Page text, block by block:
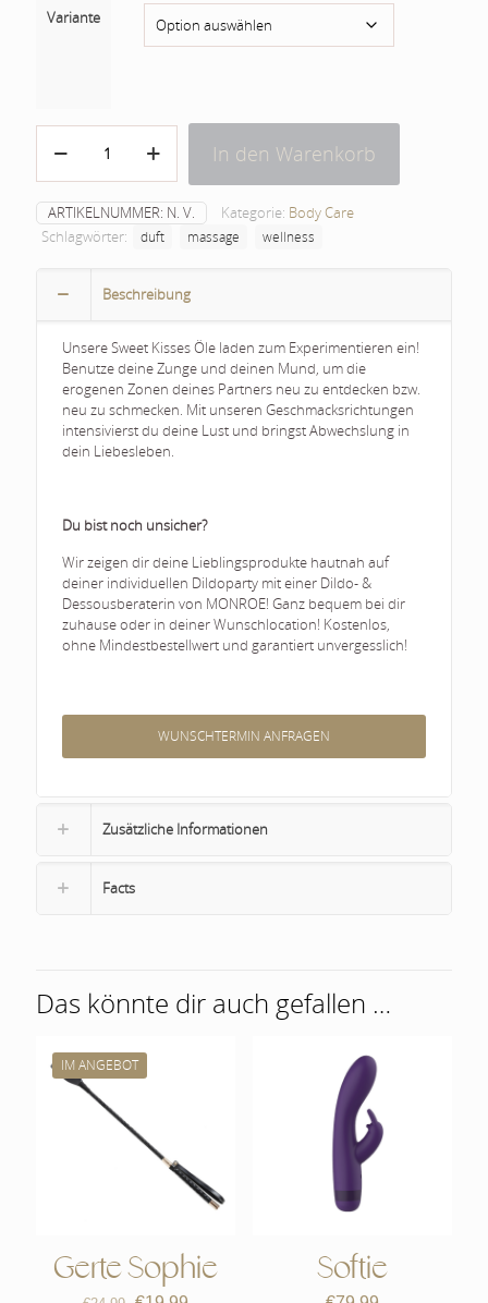
Variante
Kisses
In den Warenkorb
ARTIKELNUMMER: N. V. Kategorie: Body Care
Schlagwörter:
duft massage wellness
Beschreibung
Unsere Sweet Kisses Öle laden zum Experimentieren ein!
Benutze deine Zunge und deinen Mund, um die
erogenen Zonen deines Partners neu zu entdecken bzw.
neu zu schmecken. Mit unseren Geschmacksrichtungen
intensivierst du deine Lust und bringst Abwechslung in
dein Liebesleben.
Du bist noch unsicher?
Wir zeigen dir deine Lieblingsprodukte hautnah auf
deiner individuellen Dildoparty mit einer Dildo- &
Dessousberaterin von MONROE! Ganz bequem bei dir
zuhause oder in deiner Wunschlocation! Kostenlos,
ohne Mindestbestellwert und garantiert unvergesslich!
WUNSCHTERMIN ANFRAGEN
Zusätzliche Informationen
Facts
Das könnte dir auch gefallen …
IM ANGEBOT
Gerte Sophie Softie